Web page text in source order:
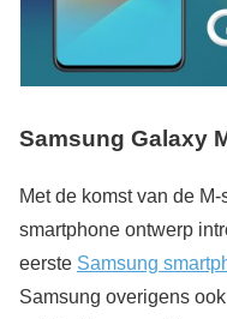
Samsung Galaxy
Met de komst van de
smartphone ontwerp
eerste Samsung
Samsung overigens